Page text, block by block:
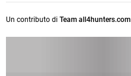
Un contributo di Team all4hunters.com